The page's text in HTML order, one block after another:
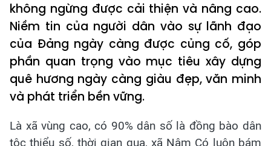
không ngừng được cải thiện và nâng cao.
Niềm tin của người dân vào sự lãnh đạo
của Đảng ngày càng được củng cố, góp
phần quan trọng vào mục tiêu xây dựng
quê hương ngày càng giàu đẹp, văn minh
và phát triển bền vững.
Là xã vùng cao, có 90% dân số là đồng bào dân
tộc thiểu số, thời gian qua, xã Nậm Có luôn bám